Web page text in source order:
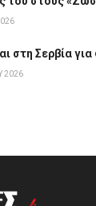
στη Σερβία
2026